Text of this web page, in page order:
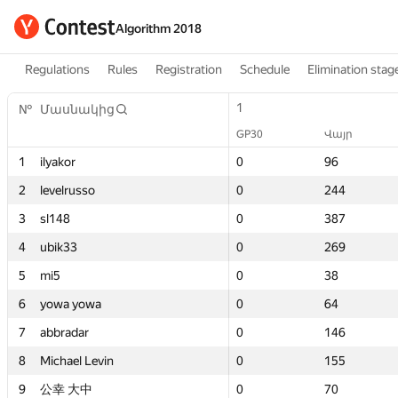
Algorithm 2018
Regulations Rules Registration Schedule Elimination
№ Մասնակից 1
GP30 Վայր
1 ilyakor 0
96
2
levelrusso 0
244
3
sl148 0
387
4
ubik33 0
269
5
mi5 0
38
6
yowa yowa 0
64
7
abbradar 0
146
8
Michael Levin 0
155
9
公幸 大中 0
70
1
Միավորներ
0
0
№ Մասնակից 1
GP30 Վայր
1 ilyakor 0
96
2
levelrusso 0
244
3
sl148 0
387
4
ubik33 0
269
5
mi5 0
38
6
yowa yowa 0
64
7
abbradar 0
146
8
Michael Levin 0
155
9
公幸 大中 0
70
№ Մասնակից 1
GP30 Վայր
1 ilyakor 0
96
2
levelrusso 0
244
3
sl148 0
387
4
ubik33 0
269
5
mi5 0
38
6
yowa yowa 0
64
7
abbradar 0
146
8
Michael Levin 0
155
9
公幸 大中 0
70
1
Միավորներ
0
0
№ Մասնակից 1
GP30 Վայր
1 ilyakor 0
96
2
levelrusso 0
244
3
sl148 0
387
4
ubik33 0
269
5
mi5 0
38
6
yowa yowa 0
64
7
abbradar 0
146
8
Michael Levin 0
155
9
公幸 大中 0
70